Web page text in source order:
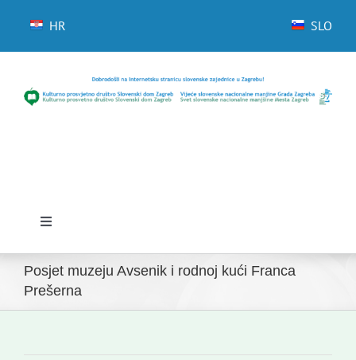
HR SLO
Toggle
Početna
Novosti
Posjet muzeju Avsenik i rodnoj kući Franca
Prešerna